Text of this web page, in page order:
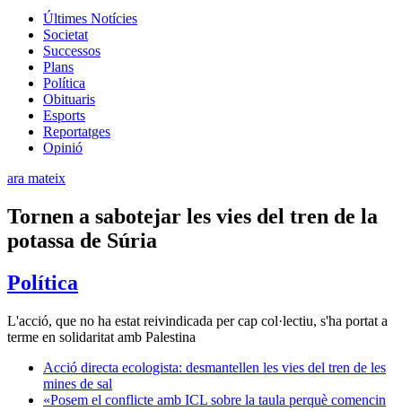
Últimes Notícies
Societat
Successos
Plans
Política
Obituaris
Esports
Reportatges
Opinió
ara mateix
Tornen a sabotejar les vies del tren de la
potassa de Súria
Política
L'acció, que no ha estat reivindicada per cap col·lectiu, s'ha portat a
terme en solidaritat amb Palestina
Acció directa ecologista: desmantellen les vies del tren de les
mines de sal
«Posem el conflicte amb ICL sobre la taula perquè comencin